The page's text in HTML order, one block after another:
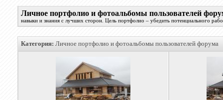
Личное портфолио и фотоальбомы пользователей
навыки и знания с лучших сторон. Цель портфолио – убедить потенциального
Категория: Личное портфолио и фотоальбомы пользователей форума